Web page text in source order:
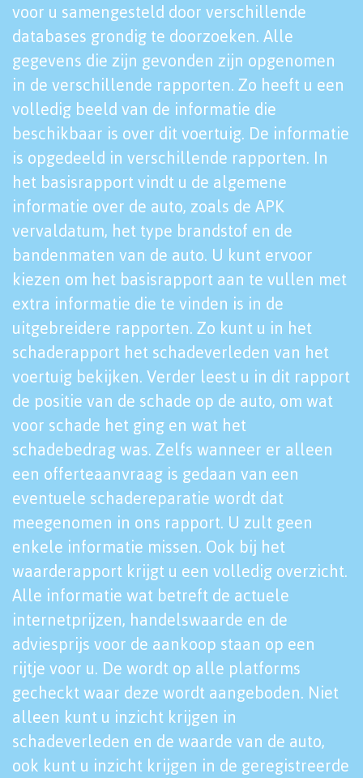
voor u samengesteld door verschillende
databases grondig te doorzoeken. Alle
gegevens die zijn gevonden zijn opgenomen
in de verschillende rapporten. Zo heeft u een
volledig beeld van de informatie die
beschikbaar is over dit voertuig. De informatie
is opgedeeld in verschillende rapporten. In
het basisrapport vindt u de algemene
informatie over de auto, zoals de APK
vervaldatum, het type brandstof en de
bandenmaten van de auto. U kunt ervoor
kiezen om het basisrapport aan te vullen met
extra informatie die te vinden is in de
uitgebreidere rapporten. Zo kunt u in het
schaderapport het schadeverleden van het
voertuig bekijken. Verder leest u in dit rapport
de positie van de schade op de auto, om wat
voor schade het ging en wat het
schadebedrag was. Zelfs wanneer er alleen
een offerteaanvraag is gedaan van een
eventuele schadereparatie wordt dat
meegenomen in ons rapport. U zult geen
enkele informatie missen. Ook bij het
waarderapport krijgt u een volledig overzicht.
Alle informatie wat betreft de actuele
internetprijzen, handelswaarde en de
adviesprijs voor de aankoop staan op een
rijtje voor u. De wordt op alle platforms
gecheckt waar deze wordt aangeboden. Niet
alleen kunt u inzicht krijgen in
schadeverleden en de waarde van de auto,
ook kunt u inzicht krijgen in de geregistreerde